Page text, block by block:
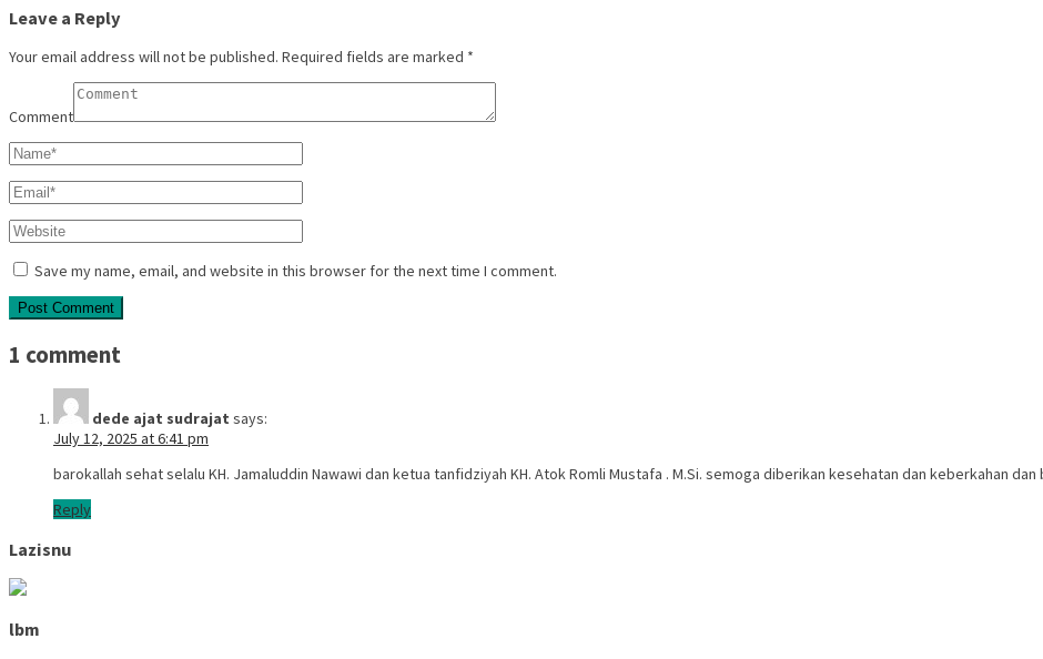
Leave a Reply
Your email address will not be published. Required fields are marked *
Comment
Save my name, email, and website in this browser for the next time I comment.
1 comment
dede ajat sudrajat says:
July 12, 2025 at 6:41 pm
barokallah sehat selalu KH. Jamaluddin Nawawi dan ketua tanfidziyah KH. Atok Romli Mustafa . M.Si. semoga diberikan kesehatan dan keberkahan dan
Reply
Lazisnu
lbm